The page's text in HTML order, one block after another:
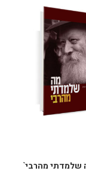
יום-יומיות
של הורים להתהפך,
מוכנים לחיים
בעצמם ועם ארגז
להם רק טוב.
גודל 12*22 144 עמ' ניתן להתרשם
העמוד
שלמדתי מהרבי`